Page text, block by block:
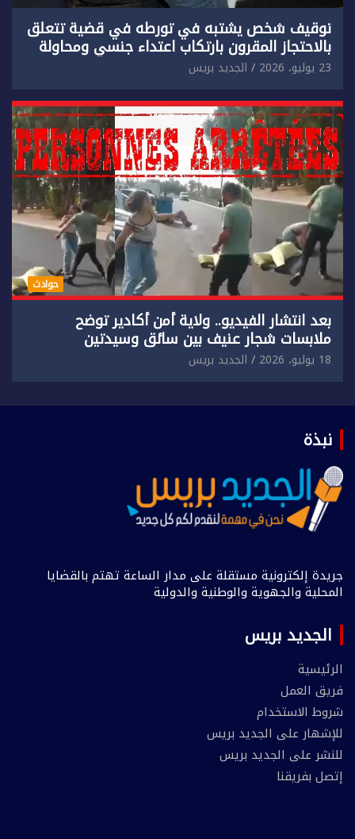
توقيف شخص يشتبه في تورطه في قضية تتعلق
بالاحتجاز المقرون بارتكاب اعتداء جنسي ومحاولة
إضرام النار عمدا.
23 يوليو، 2026 الجديد بريس
حوادث
بعد انتشار الفيديو.. ولاية أمن أكادير توضح
ملابسات شجار عنيف بين سائق وسيدتين
18 يوليو، 2026 الجديد بريس
نبذة
جريدة إلكترونية مستقلة على مدار الساعة تهتم بالقضايا
المحلية والجهوية والوطنية والدولية
الجديد بريس
الرئيسية
فريق العمل
شروط الاستخدام
للإشهار على الجديد بريس
للنشر على الجديد بريس
إتصل بفريقنا